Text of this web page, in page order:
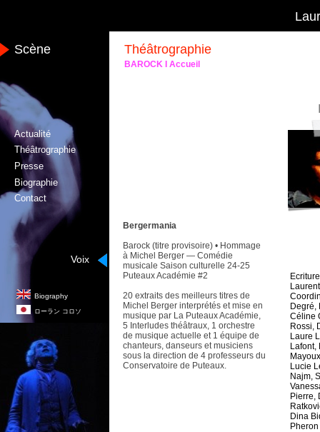
Bergermania
Barock (titre provisoire) • Hommage
à Michel Berger — Comédie
musicale Saison culturelle 24-25
Puteaux Académie #2
20 extraits des meilleurs titres de
Michel Berger interprétés et mise en
musique par La Puteaux Académie,
5 Interludes théâtraux, 1 orchestre
de musique actuelle et 1 équipe de
chanteurs, danseurs et musiciens
sous la direction de 4 professeurs du
Conservatoire de Puteaux.
Actualité
Théâtrographie
Presse
Biographie
Contact
Voix
Scène
Biography
ローラン コロソ
Théâtrographie
BAROCK I Accueil
Degré,
Céline
Rossi,
Laure
Lafont,
Lucie
Najm,
Pierre,
Dina
Pheron